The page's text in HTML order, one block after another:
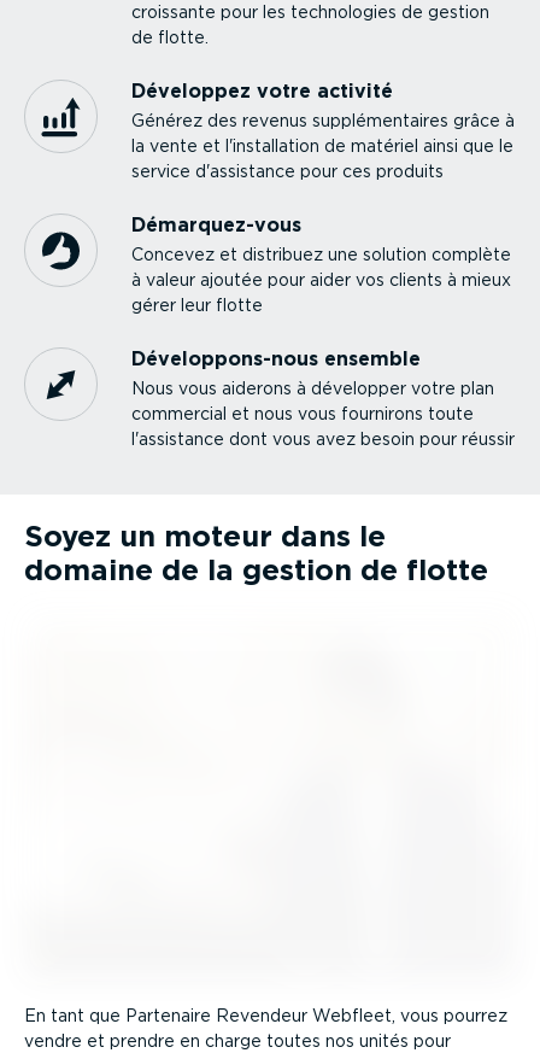
croissante pour les techno­logies de gestion
de flotte.
Développez votre activité
Générez des revenus supplé­men­taires grâce à
la vente et l'instal­lation de matériel ainsi que le
service d'assistance pour ces produits
Démar­quez-vous
Concevez et distribuez une solution complète
à valeur ajoutée pour aider vos clients à mieux
gérer leur flotte
Dévelop­pons-nous ensemble
Nous vous aiderons à développer votre plan
commercial et nous vous fournirons toute
l'assistance dont vous avez besoin pour réussir
Soyez un moteur dans le
domaine de la gestion de flotte
En tant que Partenaire Revendeur Webfleet, vous pourrez
vendre et prendre en charge toutes nos unités pour